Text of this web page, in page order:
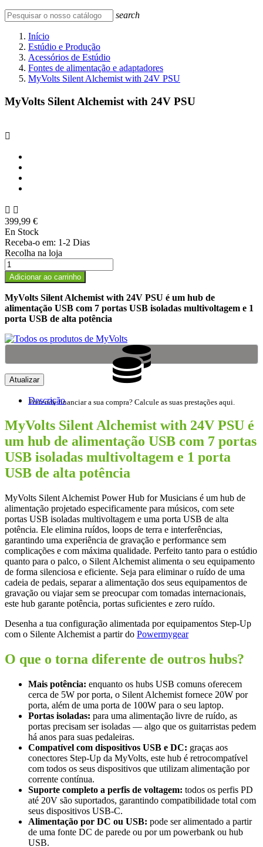
search
Início
Estúdio e Produção
Acessórios de Estúdio
Fontes de alimentação e adaptadores
MyVolts Silent Alchemist with 24V PSU
MyVolts Silent Alchemist with 24V PSU

 
399,99 €
En Stock
Receba-o em: 1-2 Dias
Recolha na loja
Adicionar ao carrinho
MyVolts Silent Alchemist with 24V PSU é um hub de
alimentação USB com 7 portas USB isoladas multivoltagem e 1
porta USB de alta potência
Pretende financiar a sua compra? Calcule as suas prestações aqui.
Descrição
MyVolts Silent Alchemist with 24V PSU é
um hub de alimentação USB com 7 portas
USB isoladas multivoltagem e 1 porta
USB de alta potência
MyVolts Silent Alchemist Power Hub for Musicians é um hub de
alimentação projetado especificamente para músicos, com sete
portas USB isoladas multivoltagem e uma porta USB de alta
potência. Ele elimina ruídos, loops de terra e interferências,
garantindo uma experiência de gravação e performance sem
complicações e com máxima qualidade. Perfeito tanto para o estúdio
quanto para o palco, o Silent Alchemist alimenta o seu equipamento
de forma silenciosa e eficiente. Seja para eliminar o ruído de uma
cadeia de pedais, separar a alimentação dos seus equipamentos de
gravação ou viajar sem se preocupar com tomadas internacionais,
este hub garante potência, portas suficientes e zero ruído.
Desenha a tua configuração alimentada por equipamentos Step-Up
com o Silente Alchemist a partir do Powermygear
O que o torna diferente de outros hubs?
Mais potência: enquanto os hubs USB comuns oferecem
cerca de 5W por porta, o Silent Alchemist fornece 20W por
porta, além de uma porta de 100W para o seu laptop.
Portas isoladas: para uma alimentação livre de ruído, as
portas precisam ser isoladas — algo que os guitarristas pedem
há anos para suas pedaleiras.
Compatível com dispositivos USB e DC: graças aos
conectores Step-Up da MyVolts, este hub é retrocompatível
com todos os seus dispositivos que utilizam alimentação por
corrente contínua.
Suporte completo a perfis de voltagem: todos os perfis PD
até 20V são suportados, garantindo compatibilidade total com
seus dispositivos USB-C.
Alimentação por DC ou USB: pode ser alimentado a partir
de uma fonte DC de parede ou por um powerbank ou hub
USB.